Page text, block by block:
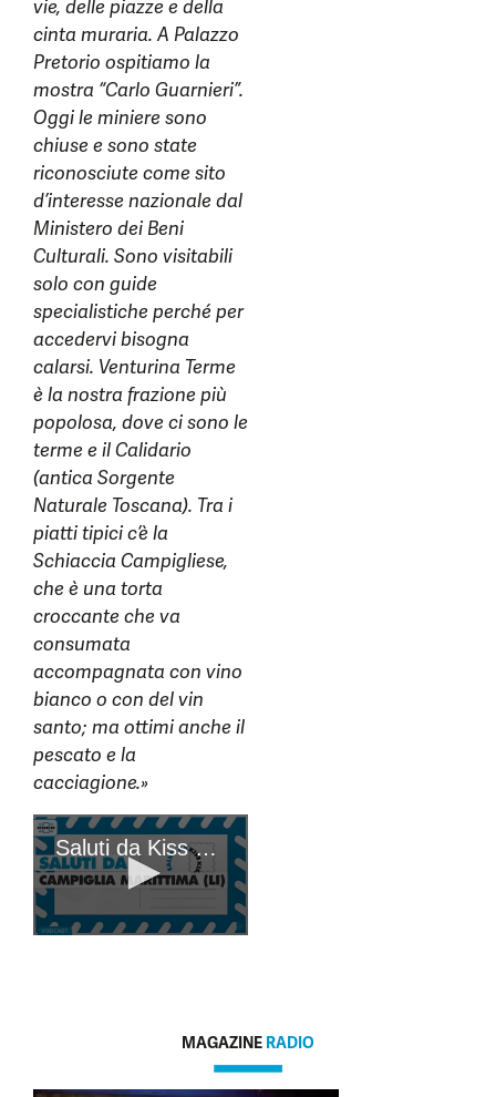
vie, delle piazze e della
cinta muraria. A Palazzo
Pretorio ospitiamo la
mostra “Carlo Guarnieri”.
Oggi le miniere sono
chiuse e sono state
riconosciute come sito
d’interesse nazionale dal
Ministero dei Beni
Culturali. Sono visitabili
solo con guide
specialistiche perché per
accedervi bisogna
calarsi. Venturina Terme
è la nostra frazione più
popolosa, dove ci sono le
terme e il Calidario
(antica Sorgente
Naturale Toscana). Tra i
piatti tipici c’è la
Schiaccia Campigliese,
che è una torta
croccante che va
consumata
accompagnata con vino
bianco o con del vin
santo; ma ottimi anche il
pescato e la
cacciagione.»
MAGAZINE RADIO